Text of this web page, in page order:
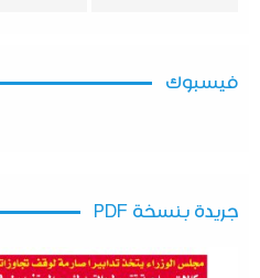
فيسبوك
جريدة بنسخة PDF